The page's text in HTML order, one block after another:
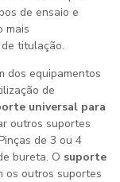
de ensaio e
mais
titulação.
dos equipamentos
de
universal para
outros suportes
de 3 ou 4
bureta. O suporte
os outros suportes